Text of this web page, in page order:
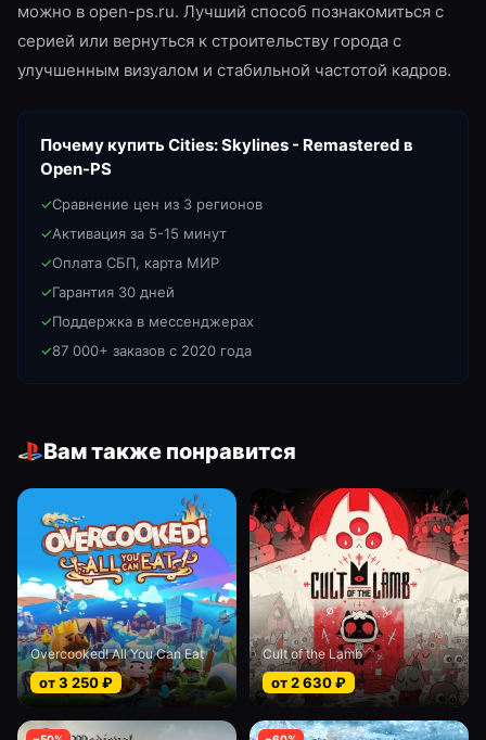
можно в open-ps.ru. Лучший способ познакомиться с
серией или вернуться к строительству города с
улучшенным визуалом и стабильной частотой кадров.
Почему купитьCities: Skylines - Remastered в
Open-PS
✓Сравнение цен из 3 регионов
✓Активация за 5-15 минут
✓Оплата СБП, карта МИР
✓Гарантия 30 дней
✓Поддержка в мессенджерах
✓87 000+ заказов с 2020 года
Вам также понравится
Overcooked! All You Can Eat
от3 250₽
Cult of the Lamb
от2 630₽